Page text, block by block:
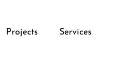
Projects Services